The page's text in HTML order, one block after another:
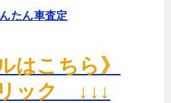
たん車査定
はこちら》
ック ↓↓↓